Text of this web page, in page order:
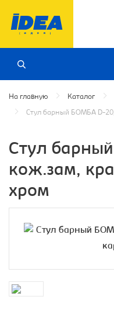
На главную Каталог
Стул барный БОМБА D-
Стул
кож.зам,
хром